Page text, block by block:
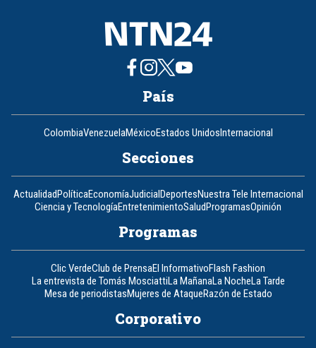
País
ColombiaVenezuelaMéxicoEstados Unidos Internacional
Secciones
Actualidad PolíticaEconomíaJudicial DeportesNuestra Tele Internacional
Ciencia y TecnologíaEntretenimientoSalud ProgramasOpinión
Programas
Clic VerdeClub de PrensaEl InformativoFlash Fashion
La entrevista de Tomás MosciattiLa MañanaLa NocheLa Tarde
Mesa de periodistasMujeres de AtaqueRazón de Estado
Corporativo